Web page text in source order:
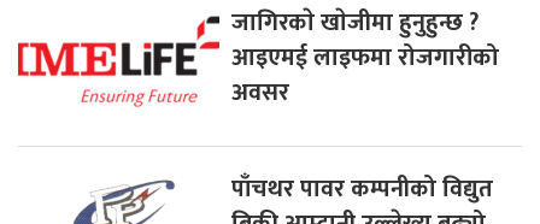
जागिरकाे खाेजीमा हुनुहुन्छ ?
आइएमई लाइफमा रोजगारीको
अवसर
पाँचथर पावर कम्पनीको विद्युत